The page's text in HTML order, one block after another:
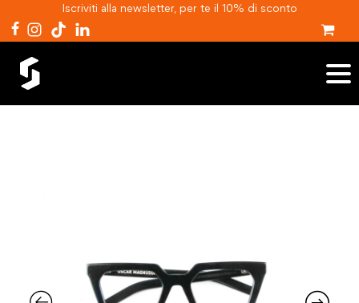
Iscriviti alla newsletter, per te il 10% di sconto